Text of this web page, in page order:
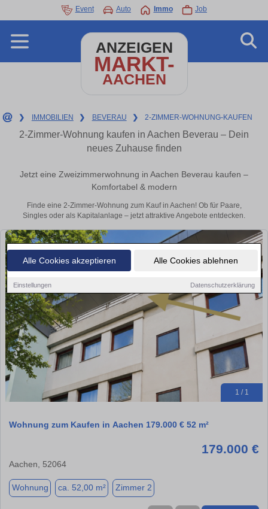
Alle Cookies akzeptieren Alle Cookies ablehnen
Einstellungen Datenschutzerklärung
Event Auto Immo Job
ANZEIGEN
MARKT-
AACHEN
❯ IMMOBILIEN ❯ BEVERAU ❯ 2-ZIMMER-WOHNUNG-KAUFEN
2-Zimmer-Wohnung kaufen in Aachen Beverau – Dein
neues Zuhause finden
Jetzt eine Zweizimmerwohnung in Aachen Beverau kaufen –
Komfortabel & modern
Finde eine 2-Zimmer-Wohnung zum Kauf in Aachen! Ob für Paare,
Singles oder als Kapitalanlage – jetzt attraktive Angebote entdecken.
1 / 1
Wohnung zum Kaufen in Aachen 179.000 € 52 m²
179.000 €
Aachen, 52064
Wohnung ca. 52,00 m² Zimmer 2